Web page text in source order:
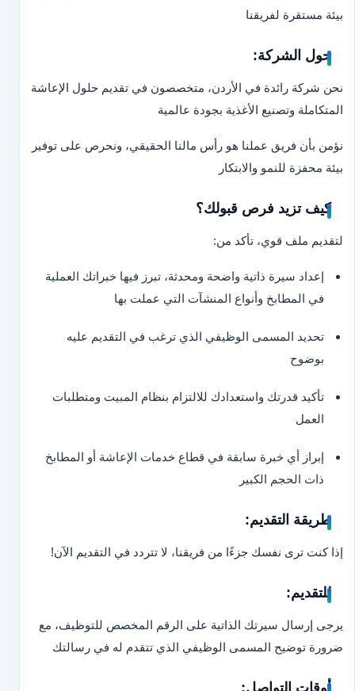
بيئة مستقرة لفريقنا
حول الشركة:
نحن شركة رائدة في الأردن، متخصصون في تقديم حلول الإعاشة
المتكاملة وتصنيع الأغذية بجودة عالمية
نؤمن بأن فريق عملنا هو رأس مالنا الحقيقي، ونحرص على توفير
بيئة محفزة للنمو والابتكار
كيف تزيد فرص قبولك؟
لتقديم ملف قوي، تأكد من:
إعداد سيرة ذاتية واضحة ومحدثة، تبرز فيها خبراتك العملية
في المطابخ وأنواع المنشآت التي عملت بها
تحديد المسمى الوظيفي الذي ترغب في التقديم عليه
بوضوح
تأكيد قدرتك واستعدادك للالتزام بنظام المبيت ومتطلبات
العمل
إبراز أي خبرة سابقة في قطاع خدمات الإعاشة أو المطابخ
ذات الحجم الكبير
طريقة التقديم:
إذا كنت ترى نفسك جزءًا من فريقنا، لا تتردد في التقديم الآن!
للتقديم:
يرجى إرسال سيرتك الذاتية على الرقم المخصص للتوظيف، مع
ضرورة توضيح المسمى الوظيفي الذي تتقدم له في رسالتك
أوقات التواصل: